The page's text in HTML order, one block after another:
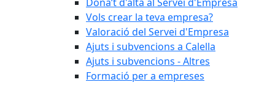
Vols crear la teva empresa?
Valoració del Servei d'Empresa
Ajuts i subvencions a Calella
Ajuts i subvencions - Altres
Formació per a empreses